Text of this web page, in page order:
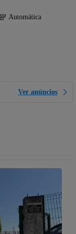
Automática
Ver anúncios